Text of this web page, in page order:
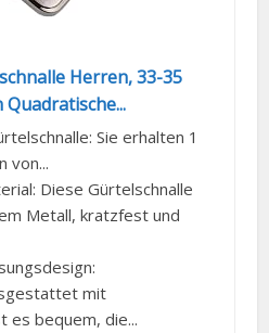
Herren, 33-35
Sie erhalten 1
von...
Diese Gürtelschnalle
Metall, kratzfest und
mit
es bequem, die...